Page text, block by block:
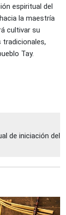
espiritual del
la maestría
cultivar su
tradicionales,
Tay.
de iniciación del